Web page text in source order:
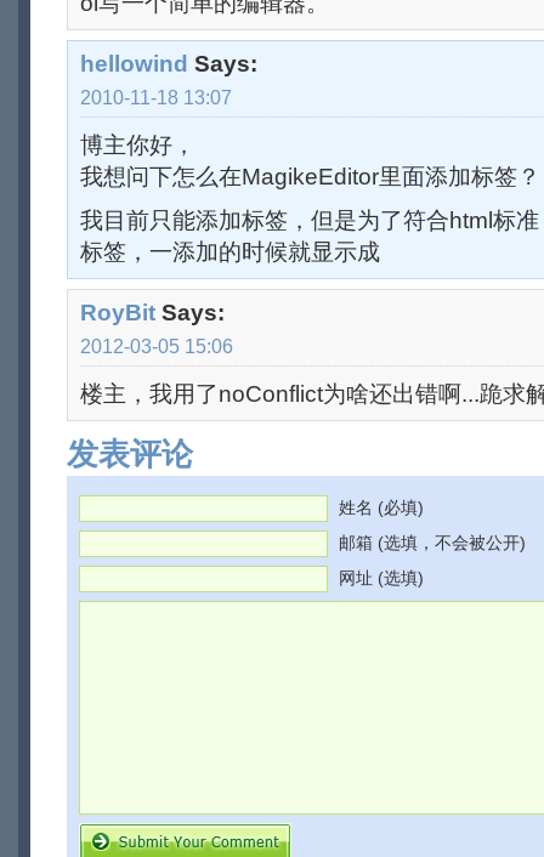
hellowind Says:
2010-11-18 13:07
博主你好，
我想问下怎么在MagikeEditor里面添加标签？
我目前只能添加标签，但是为了符合html标
标签，一添加的时候就显示成
RoyBit Says:
2012-03-05 15:06
楼主，我用了noConflict为啥还出错啊...跪求
发表评论
姓名 (必填)
邮箱 (选填，不会被公开)
网址 (选填)